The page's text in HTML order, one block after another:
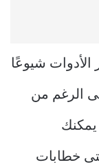
الأدوات شيوعًا
الرغم من
يمكنك
خطابات